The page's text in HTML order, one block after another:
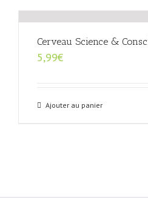
Cerveau Science &
5,99€
Ajouter au panier